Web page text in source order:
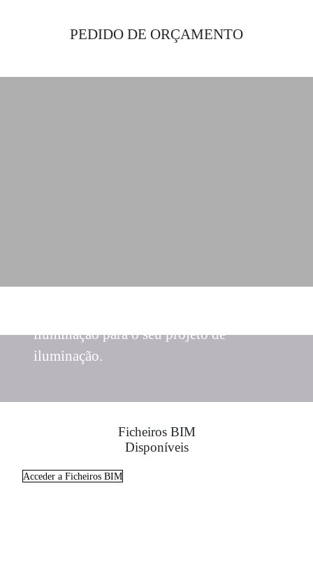
PEDIDO DE ORÇAMENTO
iluminação para o seu projeto de
iluminação.
Ficheiros BIM
Disponíveis
Acceder a Ficheiros BIM